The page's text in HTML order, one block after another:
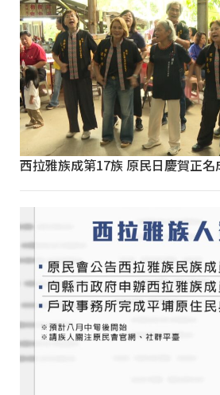
西拉雅族成第17族 原民日慶賀正名